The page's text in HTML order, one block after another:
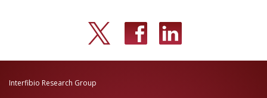
Interfibio Research Group